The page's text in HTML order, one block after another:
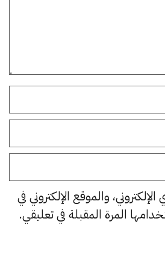
والموقع الإلكتروني في
المرة المقبلة في تعليقي.